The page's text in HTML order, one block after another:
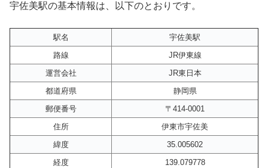
宇佐美駅の基本情報は、以下のとおりです。
駅名
宇佐美駅
路線
JR伊東線
運営会社
JR東日本
都道府県
静岡県
郵便番号
〒414-0001
住所
伊東市宇佐美
緯度
35.005602
経度
139.079778